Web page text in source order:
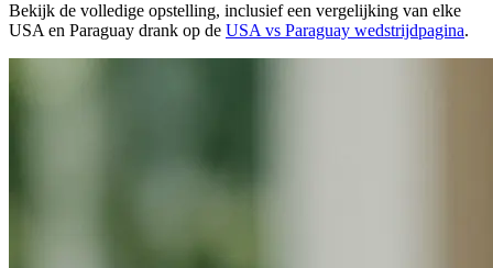
Bekijk de volledige opstelling, inclusief een vergelijking van elke
USA en Paraguay drank op de USA vs Paraguay wedstrijdpagina.